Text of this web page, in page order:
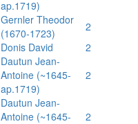
ap.1719)
Gernler Theodor
(1670-1723)
2
Donis David
2
Dautun Jean-
Antoine (~1645-
ap.1719)
2
Dautun Jean-
Antoine (~1645-
2